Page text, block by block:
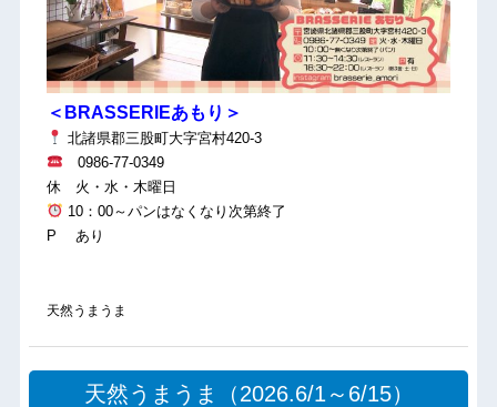
＜BRASSERIEあもり＞
北諸県郡三股町大字宮村420-3
0986-77-0349
休 火・水・木曜日
10：00～パンはなくなり次第終了
P あり
天然うまうま
天然うまうま（2026.6/1～6/15）